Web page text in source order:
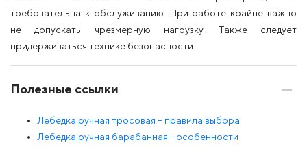
требовательна к обслуживанию. При работе крайне важно
не допускать чрезмерную нагрузку. Также следует
придерживаться технике безопасности.
Полезные ссылки
Лебедка ручная тросовая – правила выбора
Лебедка ручная барабанная - особенности